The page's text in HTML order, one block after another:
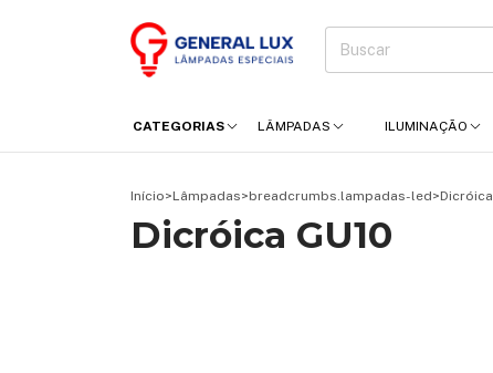
CATEGORIAS LÂMPADAS ILUMINAÇÃO
Início>Lâmpadas>breadcrumbs.lampadas-led>Dicróica
Dicróica GU10